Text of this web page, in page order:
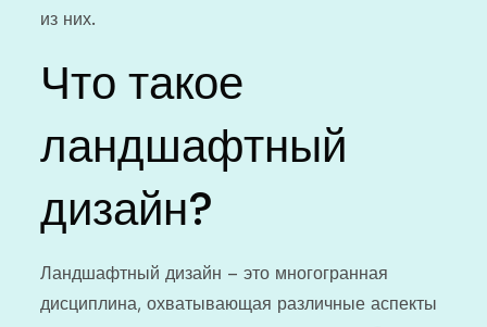
из них.
Что такое
ландшафтный
дизайн?
Ландшафтный дизайн – это многогранная
дисциплина, охватывающая различные аспекты